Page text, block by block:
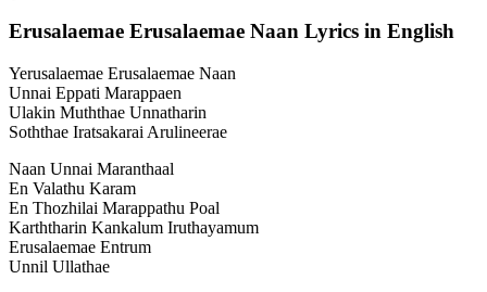
Erusalaemae Erusalaemae Naan Lyrics in English
Yerusalaemae Erusalaemae Naan
Unnai Eppati Marappaen
Ulakin Muththae Unnatharin
Soththae Iratsakarai Arulineerae
Naan Unnai Maranthaal
En Valathu Karam
En Thozhilai Marappathu Poal
Karththarin Kankalum Iruthayamum
Erusalaemae Entrum
Unnil Ullathae